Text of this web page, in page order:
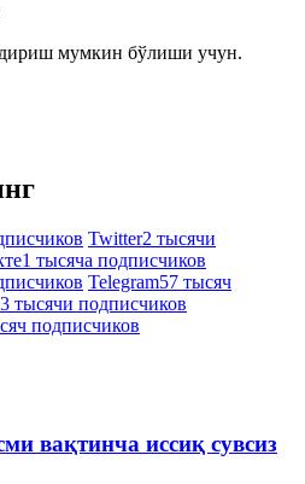
мумкин бўлиши учун.
Twitter2 тысячи
1 тысяча подписчиков
Telegram57 тысяч
3 тысячи подписчиков
подписчиков
вақтинча иссиқ сувсиз